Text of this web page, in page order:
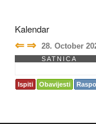
Kalendar
⇐ ⇒ 28. October
SATNICA
Ispiti Obavijesti